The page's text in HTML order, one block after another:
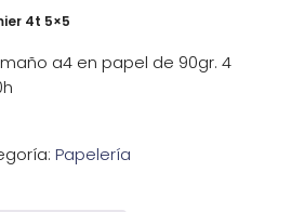
4t 5×5
a4 en papel de 90gr. 4
Papelería